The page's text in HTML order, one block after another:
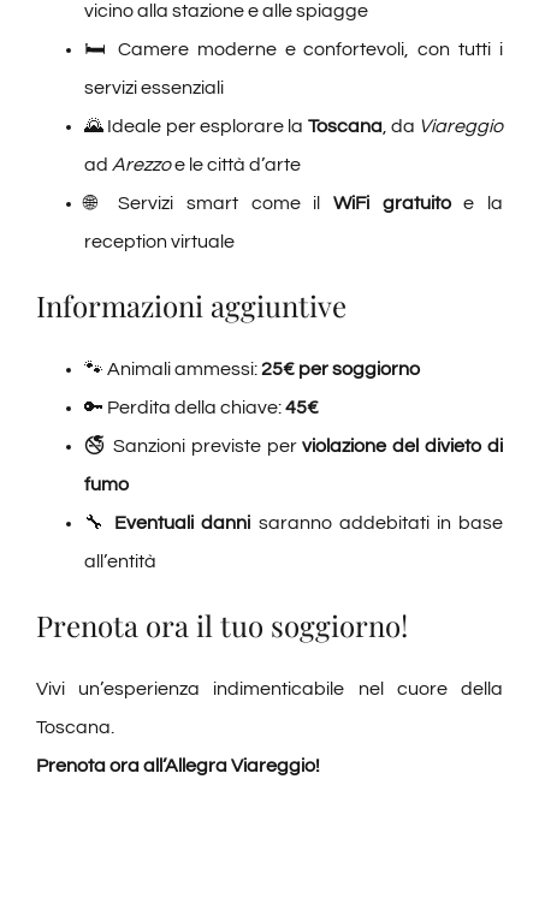
vicino alla stazione e alle spiagge
🛏️ Camere moderne e confortevoli, con tutti i
servizi essenziali
🌄 Ideale per esplorare la Toscana, da Viareggio
ad Arezzoe le città d’arte
🌐 Servizi smart come ilWiFi gratuitoe la
reception virtuale
Informazioni aggiuntive
🐾 Animali ammessi:25€ per soggiorno
🔑 Perdita della chiave:45€
🚭 Sanzioni previste perviolazione del divieto di
fumo
🔧 Eventuali danni saranno addebitati in base
all’entità
Prenota ora il tuo soggiorno!
Vivi un’esperienza indimenticabile nel cuore della
Toscana.
Prenota ora all’Allegra Viareggio!